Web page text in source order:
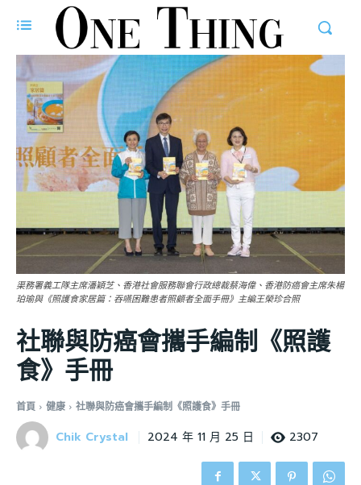
渠務署義工隊主席潘穎芝、香港社會服務聯會行政總裁蔡海偉、香港防癌會主席朱楊
珀瑜與《照護食家居篇：吞嚥困難患者照顧者全面手冊》主編王榮珍合照
社聯與防癌會攜手編制《照護
食》手冊
首頁 健康 社聯與防癌會攜手編制《照護食》手冊
Chik Crystal 2024 年 11 月 25 日 2307